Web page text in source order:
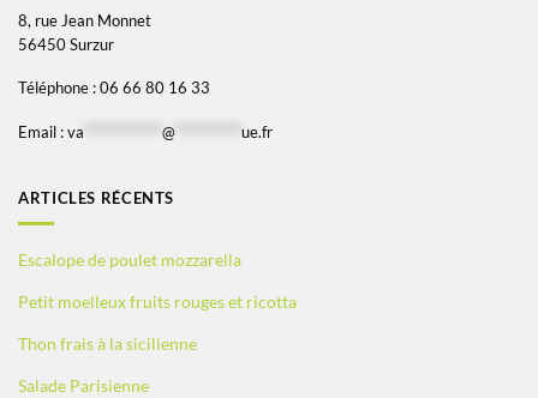
8, rue Jean Monnet
56450 Surzur
Téléphone : 06 66 80 16 33
Email : va @ ue.fr
ARTICLES RÉCENTS
Escalope de poulet mozzarella
Petit moelleux fruits rouges et ricotta
Thon frais à la sicilienne
Salade Parisienne